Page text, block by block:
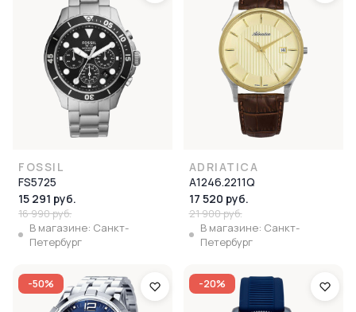
FOSSIL
FS5725
15 291 руб.
16 990 руб.
В магазине: Санкт-
Петербург
ADRIATICA
A1246.2211Q
17 520 руб.
21 900 руб.
В магазине: Санкт-
Петербург
-50% -20%